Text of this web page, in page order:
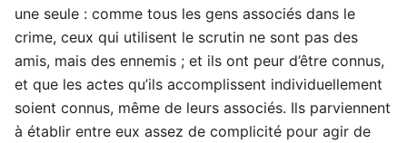
une seule : comme tous les gens associés dans le
crime, ceux qui utilisent le scrutin ne sont pas des
amis, mais des ennemis ; et ils ont peur d’être connus,
et que les actes qu’ils accomplissent individuellement
soient connus, même de leurs associés. Ils parviennent
à établir entre eux assez de complicité pour agir de